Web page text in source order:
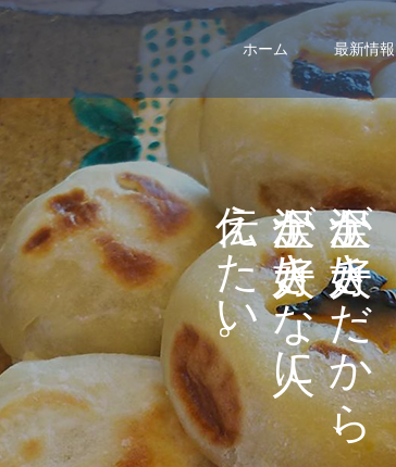
ホーム 最新情報
が
き
だ
か
ら
、
が
き
な
に
え
た
い
。